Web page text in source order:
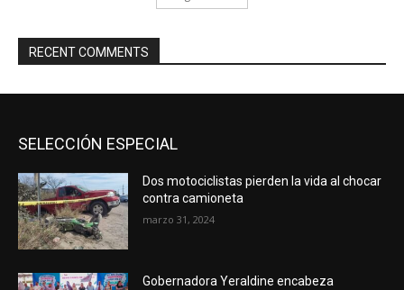
RECENT COMMENTS
SELECCIÓN ESPECIAL
Dos motociclistas pierden la vida al chocar
contra camioneta
marzo 31, 2024
Gobernadora Yeraldine encabeza